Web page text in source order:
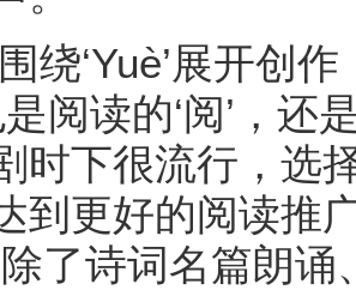
绕‘Yuè’展开创
是阅读的‘阅’，还
时下很流行，选
到更好的阅读推
了诗词名篇朗